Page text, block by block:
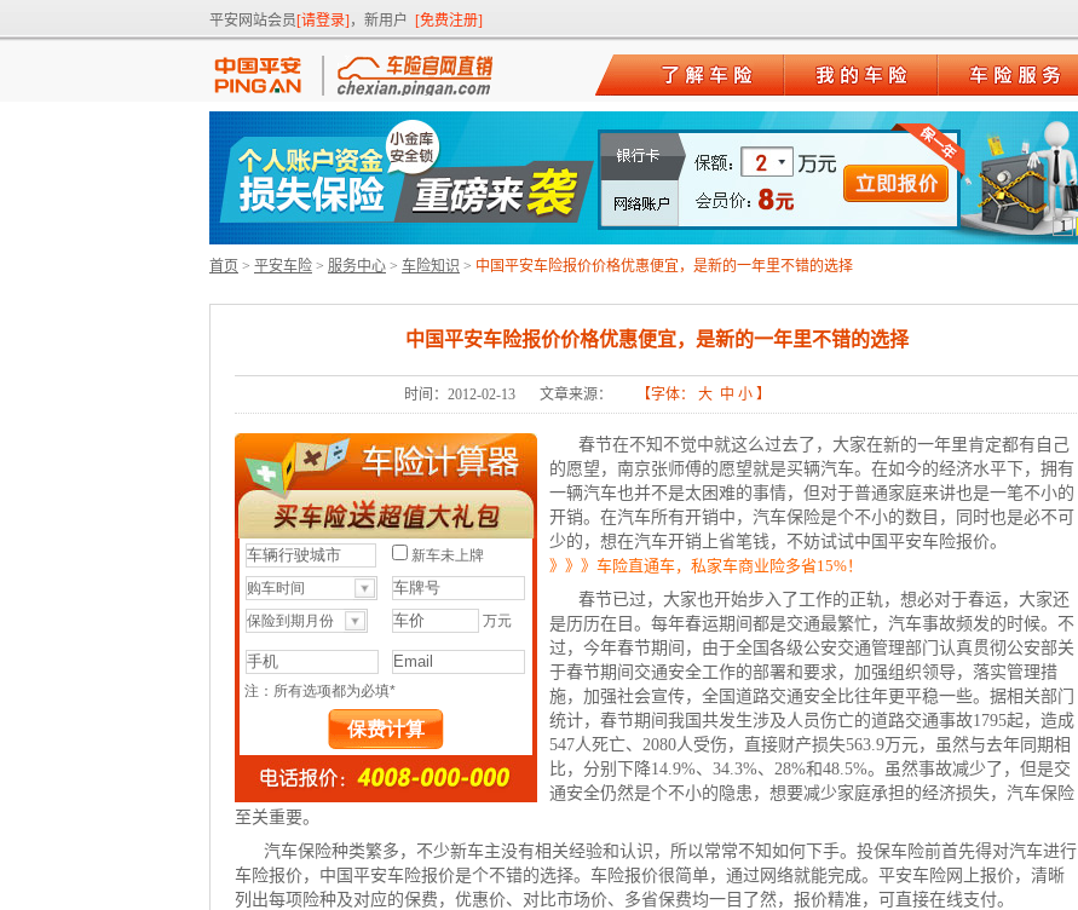
平安网站会员[请登录] ，新用户 [免费注册]
1
首页 > 平安车险 > 服务中心 > 车险知识 > 中国平安车险报价价格优惠便宜，是新的一年里不错的选择
中国平安车险报价价格优惠便宜，是新的一年里不错的选择
时间：2012-02-13 文章来源： 【字体： 大 中 小 】
春节在不知不觉中就这么过去了，大家在新的一年里肯定都有自己
的愿望，南京张师傅的愿望就是买辆汽车。在如今的经济水平下，拥有
一辆汽车也并不是太困难的事情，但对于普通家庭来讲也是一笔不小的
开销。在汽车所有开销中， 汽车保险是个不小的数目，同时也是必不可
少的，想在汽车开销上省笔钱，不妨试试中国平安车险报价。
》》》车险直通车，私家车商业险多省15%！
春节已过，大家也开始步入了工作的正轨，想必对于春运，大家还
是历历在目。每年春运期间都是交通最繁忙，汽车事故频发的时候。不
过，今年春节期间，由于全国各级公安交通管理部门认真贯彻公安部关
于春节期间交通安全工作的部署和要求，加强组织领导，落实管理措
施，加强社会宣传，全国道路交通安全比往年更平稳一些。据相关部门
统计，春节期间我国共发生涉及人员伤亡的道路交通事故1795起，造成
547人死亡、2080人受伤，直接财产损失563.9万元，虽然与去年同期相
比，分别下降14.9%、34.3%、28%和48.5%。虽然事故减少了，但是交
通安全仍然是个不小的隐患，想要减少家庭承担的经济损失，汽车保险
至关重要。
汽车保险种类繁多，不少新车主没有相关经验和认识，所以常常不知如何下手。 投保车险前首先得对汽车进行
车险报价，中国平安车险报价是个不错的选择。车险报价很简单，通过网络就能完成。平安车险网上报价，清晰
列出每项险种及对应的保费，优惠价、对比市场价、多省保费均一目了然，报价精准，可直接在线支付。